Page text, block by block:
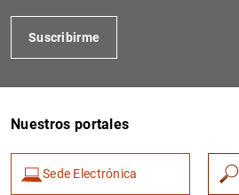
Suscribirme
Nuestros portales
Sede Electrónica